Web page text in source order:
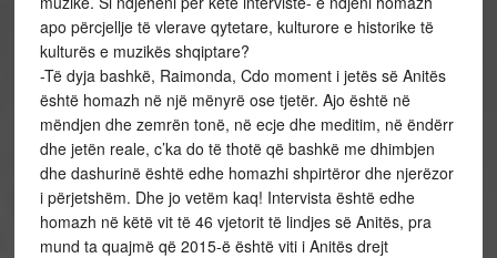
apo përcjellje të vlerave qytetare, kulturore e historike të
kulturës e muzikës shqiptare?
-Të dyja bashkë, Raimonda, Cdo moment i jetës së Anitës
është homazh në një mënyrë ose tjetër. Ajo është në
mëndjen dhe zemrën tonë, në ecje dhe meditim, në ëndërr
dhe jetën reale, c’ka do të thotë që bashkë me dhimbjen
dhe dashurinë është edhe homazhi shpirtëror dhe njerëzor
i përjetshëm. Dhe jo vetëm kaq! Intervista është edhe
homazh në këtë vit të 46 vjetorit të lindjes së Anitës, pra
mund ta quajmë që 2015-ë është viti i Anitës drejt